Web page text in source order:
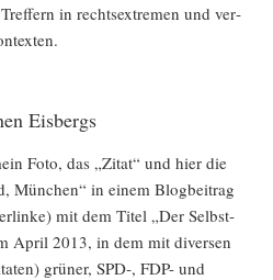
in rechts­extre­men und ver­
Eisbergs
Foto, das „Zitat“ und hier die
Mün­chen“ in einem Blog­bei­trag
mit dem Titel „Der Selbst­
April 2013, in dem mit diver­sen
grü­ner, SPD‑, FDP- und